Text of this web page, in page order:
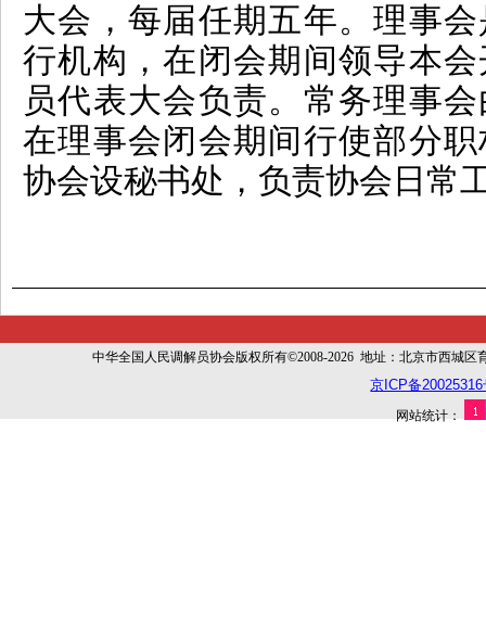
大会 ，每届任期五年。理事
行机构，在闭会期间领导本
员代表大会负责。常务理事
在理事会闭会期间行使部分
协会设秘书处，负责协会日常
中华全国人民调解员协会版权所有©2008-2026 地址：北京市西城
京ICP备20025316
网站统计：